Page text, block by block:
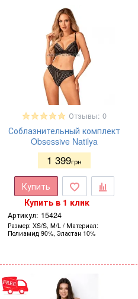
Отзывы: 0
Соблазнительный комплект
Obsessive Natilya
1 399грн
Купить
Купить в 1 клик
Артикул: 15424
Размер XS/S, M/L
Материал
Полиамид 90%, Эластан 10%